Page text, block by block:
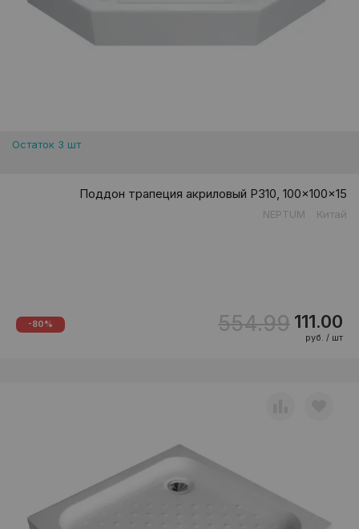
Остаток 3 шт
Поддон трапеция акриловый P310, 100x100x15
NEPTUM Китай
-80% 554.99 111.00
руб. / шт